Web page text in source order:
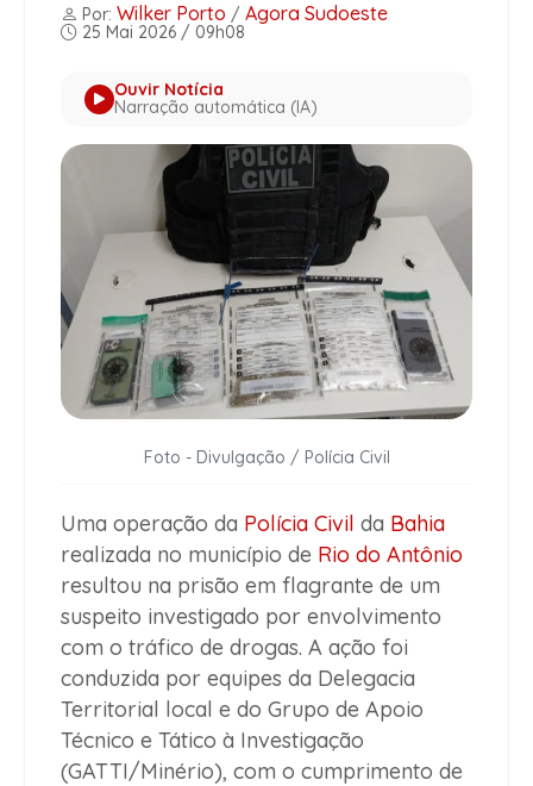
Por: Wilker Porto / Agora Sudoeste
25 Mai 2026 / 09h08
Ouvir Notícia
Narração automática (IA)
Foto - Divulgação / Polícia Civil
Uma operação da Polícia Civil da Bahia
realizada no município de Rio do Antônio
resultou na prisão em flagrante de um
suspeito investigado por envolvimento
com o tráfico de drogas. A ação foi
conduzida por equipes da Delegacia
Territorial local e do Grupo de Apoio
Técnico e Tático à Investigação
(GATTI/Minério), com o cumprimento de